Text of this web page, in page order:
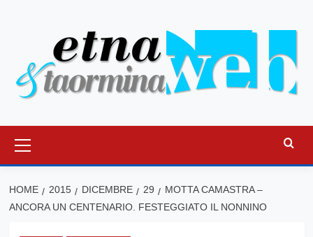
principale
HOME 2015 DICEMBRE 29
MOTTA CAMASTRA –
ANCORA UN CENTENARIO. FESTEGGIATO IL NONNINO